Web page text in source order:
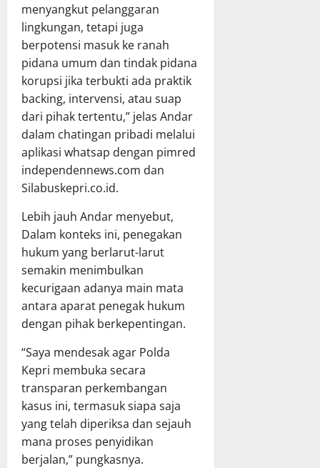
menyangkut pelanggaran
lingkungan, tetapi juga
berpotensi masuk ke ranah
pidana umum dan tindak pidana
korupsi jika terbukti ada praktik
backing, intervensi, atau suap
dari pihak tertentu,” jelas Andar
dalam chatingan pribadi melalui
aplikasi whatsap dengan pimred
independennews.com dan
Silabuskepri.co.id.
Lebih jauh Andar menyebut,
Dalam konteks ini, penegakan
hukum yang berlarut-larut
semakin menimbulkan
kecurigaan adanya main mata
antara aparat penegak hukum
dengan pihak berkepentingan.
“Saya mendesak agar Polda
Kepri membuka secara
transparan perkembangan
kasus ini, termasuk siapa saja
yang telah diperiksa dan sejauh
mana proses penyidikan
berjalan,” pungkasnya.